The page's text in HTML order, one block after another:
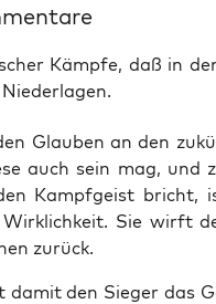
Kämpfe, daß in
Glau­ben an den
auch sein mag, und
Kampf­geist bricht,
Sie wirft
zurück.
den Sie­ger das